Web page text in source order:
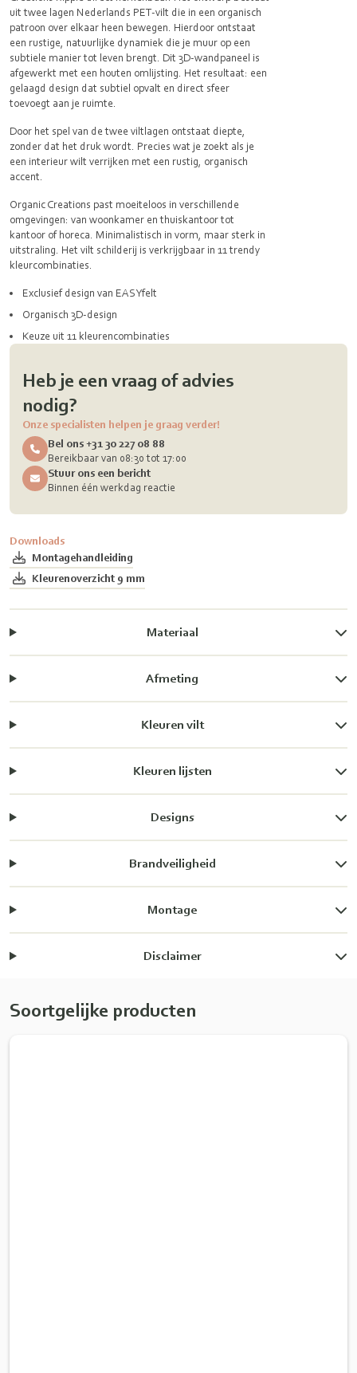
uit twee lagen Nederlands PET‑vilt die in een organisch
patroon over elkaar heen bewegen. Hierdoor ontstaat
een rustige, natuurlijke dynamiek die je muur op een
subtiele manier tot leven brengt. Dit 3D-wandpaneel is
afgewerkt met een houten omlijsting. Het resultaat: een
gelaagd design dat subtiel opvalt en direct sfeer
toevoegt aan je ruimte.
Door het spel van de twee viltlagen ontstaat diepte,
zonder dat het druk wordt. Precies wat je zoekt als je
een interieur wilt verrijken met een rustig, organisch
accent.
Organic Creations past moeiteloos in verschillende
omgevingen: van woonkamer en thuiskantoor tot
kantoor of horeca. Minimalistisch in vorm, maar sterk in
uitstraling. Het vilt schilderij is verkrijgbaar in 11 trendy
kleurcombinaties.
Exclusief design van EASYfelt
Organisch 3D-design
Keuze uit 11 kleurencombinaties
Heb je een vraag of advies
nodig?
Onze specialisten helpen je graag verder!
Bel ons +31 30 227 08 88
Bereikbaar van 08:30 tot 17:00
Stuur ons een bericht
Binnen één werkdag reactie
Downloads
Montagehandleiding
Kleurenoverzicht 9 mm
Materiaal
Afmeting
Kleuren vilt
Kleuren lijsten
Designs
Brandveiligheid
Montage
Disclaimer
Soortgelijke producten